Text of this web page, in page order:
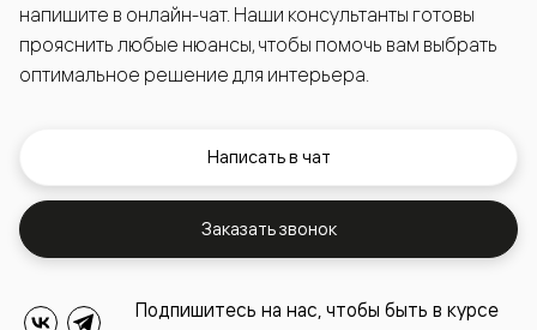
напишите в онлайн-чат. Наши консультанты готовы
прояснить любые нюансы, чтобы помочь вам выбрать
оптимальное решение для интерьера.
Написать в чат
Заказать звонок
Подпишитесь на нас, чтобы быть в курсе